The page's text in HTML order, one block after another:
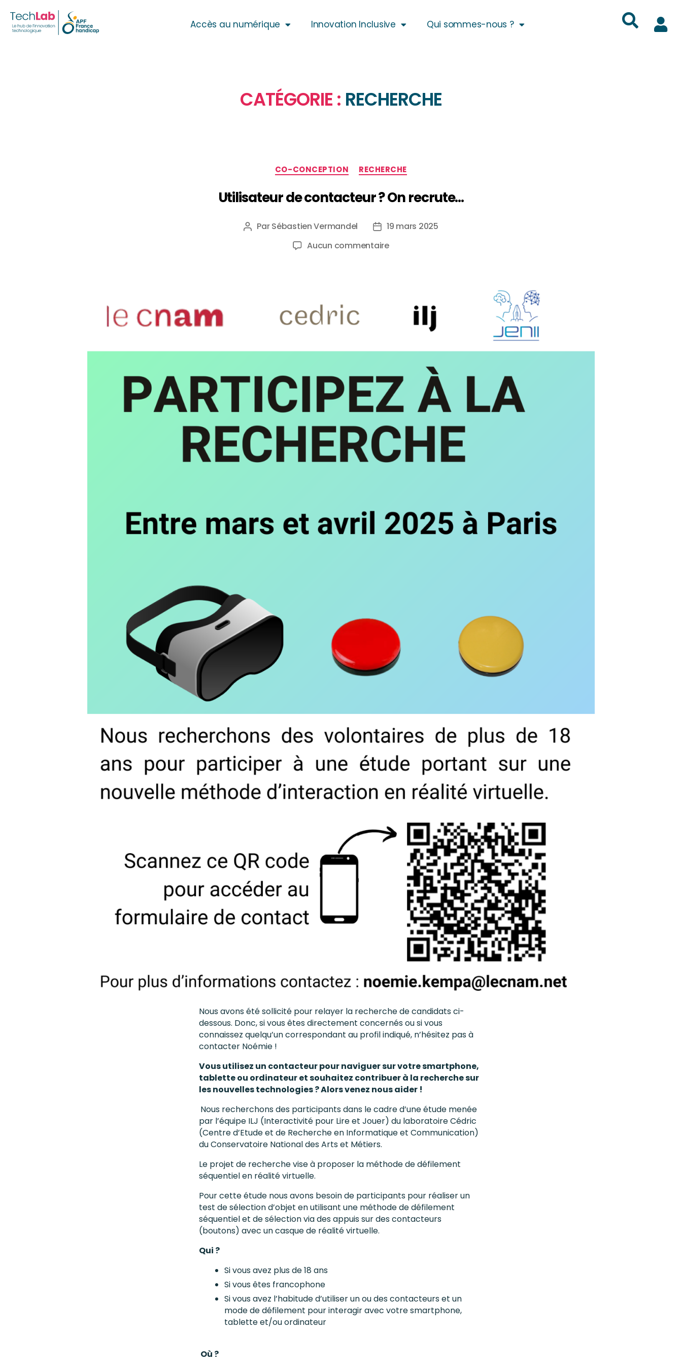
Accès au numérique Innovation Inclusive Qui sommes-nous ?
CATÉGORIE : RECHERCHE
CO-CONCEPTION RECHERCHE
Utilisateur de contacteur ? On recrute…
ParSébastien Vermandel
19 mars 2025
Aucun commentaire
Nous avons été sollicité pour relayer la recherche de candidats ci-
dessous. Donc, si vous êtes directement concernés ou si vous
connaissez quelqu’un correspondant au profil indiqué, n’hésitez pas à
contacter Noémie !
Vous utilisez un contacteur pour naviguer sur votre smartphone,
tablette ou ordinateur et souhaitez contribuer à la recherche sur
les nouvelles technologies ? Alors venez nous aider !
Nous recherchons des participants dans le cadre d’une étude menée
par l’équipe ILJ (Interactivité pour Lire et Jouer) du laboratoire Cédric
(Centre d’Etude et de Recherche en Informatique et Communication)
du Conservatoire National des Arts et Métiers.
Le projet de recherche vise à proposer la méthode de défilement
séquentiel en réalité virtuelle.
Pour cette étude nous avons besoin de participants pour réaliser un
test de sélection d’objet en utilisant une méthode de défilement
séquentiel et de sélection via des appuis sur des contacteurs
(boutons) avec un casque de réalité virtuelle.
Qui ?
Si vous avez plus de 18 ans
Si vous êtes francophone
Si vous avez l’habitude d’utiliser un ou des contacteurs et un
mode de défilement pour interagir avec votre smartphone,
tablette et/ou ordinateur
Où ?